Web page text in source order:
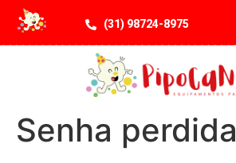
(31) 98724-8975
Senha perdida